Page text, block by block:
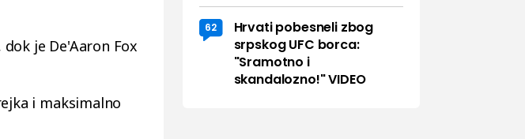
je De'Aaron Fox
i maksimalno
62
Hrvati pobesneli zbog
srpskog UFC borca:
"Sramotno i
skandalozno!" VIDEO